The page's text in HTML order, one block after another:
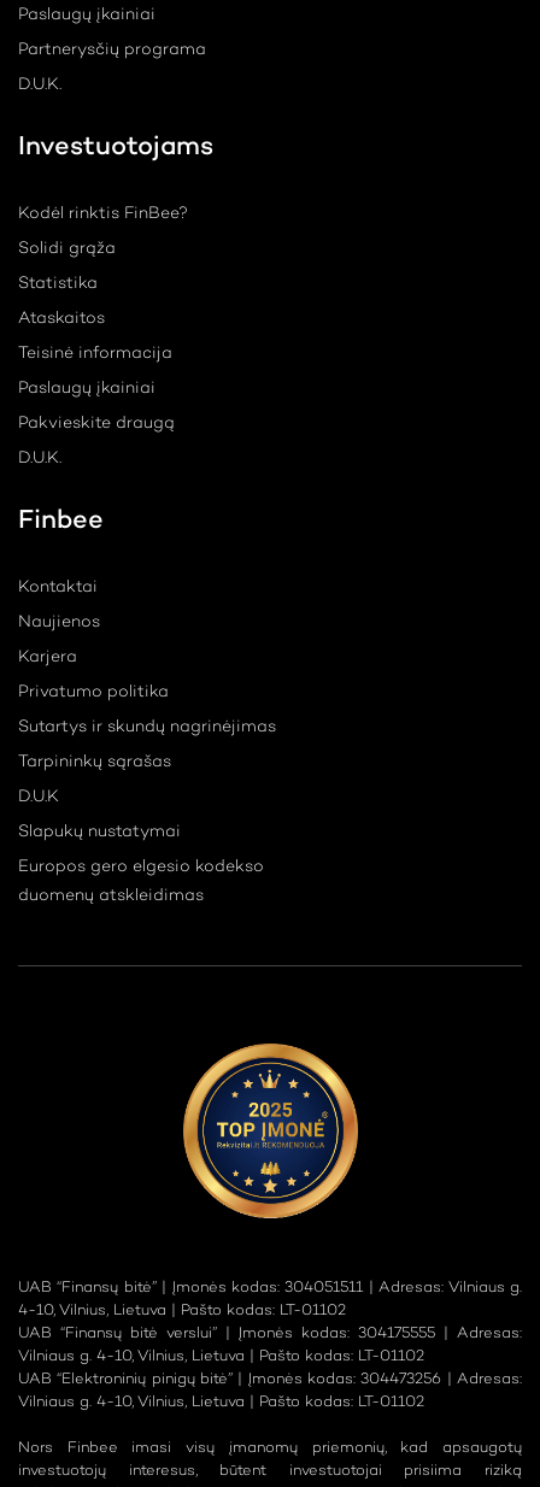
Paslaugų įkainiai
Partnerysčių programa
D.U.K.
Investuotojams
Kodėl rinktis FinBee?
Solidi grąža
Statistika
Ataskaitos
Teisinė informacija
Paslaugų įkainiai
Pakvieskite draugą
D.U.K.
Finbee
Kontaktai
Naujienos
Karjera
Privatumo politika
Sutartys ir skundų nagrinėjimas
Tarpininkų sąrašas
D.U.K
Slapukų nustatymai
Europos gero elgesio kodekso
duomenų atskleidimas
UAB “Finansų bitė” | Įmonės kodas: 304051511 | Adresas: Vilniaus g.
4-10, Vilnius, Lietuva | Pašto kodas: LT-01102
UAB “Finansų bitė verslui” | Įmonės kodas: 304175555 | Adresas:
Vilniaus g. 4-10, Vilnius, Lietuva | Pašto kodas: LT-01102
UAB “Elektroninių pinigų bitė” | Įmonės kodas: 304473256 | Adresas:
Vilniaus g. 4-10, Vilnius, Lietuva | Pašto kodas: LT-01102
Nors Finbee imasi visų įmanomų priemonių, kad apsaugotų
investuotojų interesus, būtent investuotojai prisiima riziką